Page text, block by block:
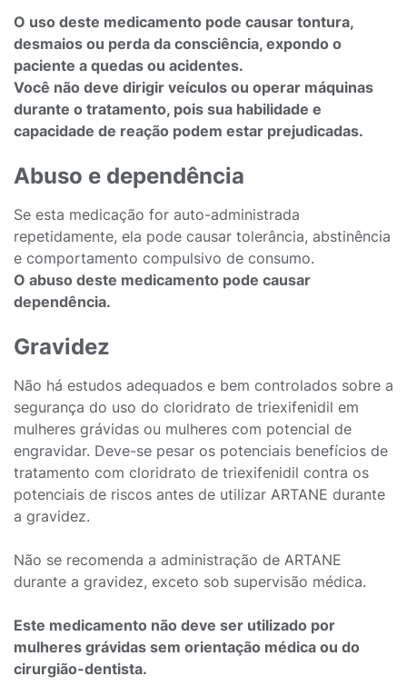
O uso deste medicamento pode causar tontura,
desmaios ou perda da consciência, expondo o
paciente a quedas ou acidentes.
Você não deve dirigir veículos ou operar máquinas
durante o tratamento, pois sua habilidade e
capacidade de reação podem estar prejudicadas.
Abuso e dependência
Se esta medicação for auto-administrada
repetidamente, ela pode causar tolerância, abstinência
e comportamento compulsivo de consumo.
O abuso deste medicamento pode causar
dependência.
Gravidez
Não há estudos adequados e bem controlados sobre a
segurança do uso do cloridrato de triexifenidil em
mulheres grávidas ou mulheres com potencial de
engravidar. Deve-se pesar os potenciais benefícios de
tratamento com cloridrato de triexifenidil contra os
potenciais de riscos antes de utilizar ARTANE durante
a gravidez.
Não se recomenda a administração de ARTANE
durante a gravidez, exceto sob supervisão médica.
Este medicamento não deve ser utilizado por
mulheres grávidas sem orientação médica ou do
cirurgião-dentista.